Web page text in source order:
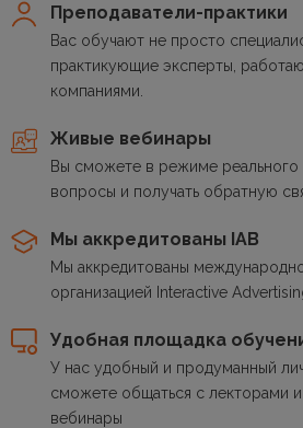
Преподаватели-практики
Вас обучают не просто
практикующие эксперты,
компаниями.
Живые вебинары
Вы сможете в режиме реального
вопросы и получать обратную
Мы аккредитованы IAB
Мы аккредитованы
организацией Interactive
Удобная площадка
У нас удобный и продуманный
сможете общаться с лекторами
вебинары